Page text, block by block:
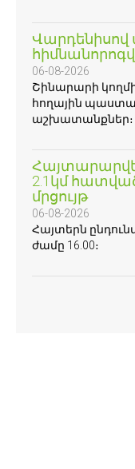
06-08-2026
Շինարարի
հողային
աշխատանքներ։
2.1կմ
մրցույթ
06-08-2026
Հայտերն
ժամը 16.00։